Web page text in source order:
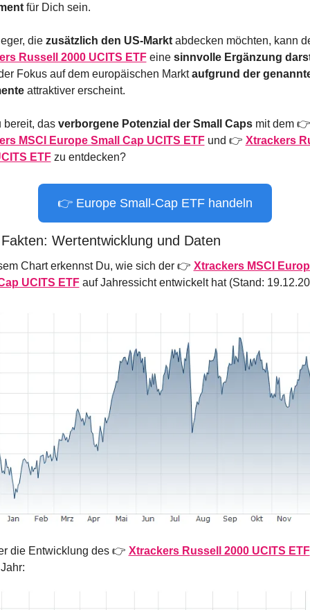
für Dich sein.
die zusätzlich den US-Markt
Russell 2000 UCITS ETF eine sinnvolle Ergänzung
Fokus auf dem europäischen Markt aufgrund der
attraktiver erscheint.
bereit, das verborgene Potenzial der Small Caps
MSCI Europe Small Cap UCITS ETF und 👉 Xtrackers
ETF zu entdecken?
👉 Europe Small-Cap ETF handeln
Wertentwicklung und Daten
Chart erkennst Du, wie sich der 👉 Xtrackers MSCI
UCITS ETF auf Jahressicht entwickelt hat (Stand:
die Entwicklung des 👉 Xtrackers Russell 2000 UCITS ETF